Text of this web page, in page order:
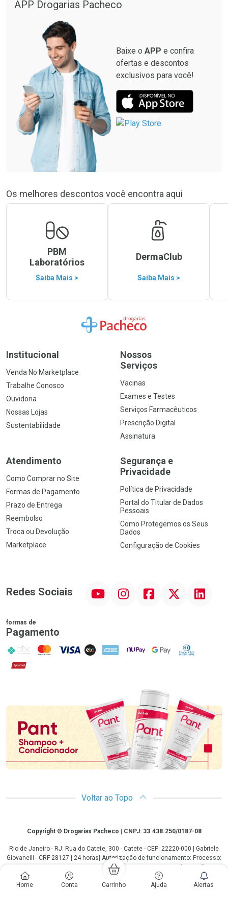
Home Conta Carrinho Ajuda Alertas
APP Drogarias Pacheco
Baixe o APP e confira
ofertas e descontos
exclusivos para você!
Os melhores descontos você encontra aqui
PBM
Laboratórios
Saiba Mais >
DermaClub
Saiba Mais >
Ir para a Home
Institucional
Venda No Marketplace
Trabalhe Conosco
Ouvidoria
Nossas Lojas
Sustentabilidade
Nossos
Serviços
Vacinas
Exames e Testes
Serviços Farmacêuticos
Prescrição Digital
Assinatura
Atendimento
Como Comprar no Site
Formas de Pagamento
Prazo de Entrega
Reembolso
Troca ou Devolução
Marketplace
Segurança e
Privacidade
Política de Privacidade
Portal do Titular de Dados
Pessoais
Como Protegemos os Seus
Dados
Configuração de Cookies
Redes Sociais InstagramFacebookTwitter Linkedin
formas de
Pagamento
PIX MasterCard
VISA ELO AMEX NuPay Google PayDiners Club
Hipercard
Voltar ao Topo
CopyrightCopyright © Drogarias Pacheco | CNPJ: 33.438.250/0187-08
Rio de Janeiro - RJ: Rua do Catete, 300 - Catete - CEP: 22220-000 | Gabriele
Giovanelli - CRF 28127 | 24 horas| Autorização de funcionamento: Processo:
25351.493074/2012-10 Autorização/MS: 7.25279.0 | As informações
contidas neste site, como promoções e ofertas de remédios e
medicamentos, não devem ser usadas para automedicação e não